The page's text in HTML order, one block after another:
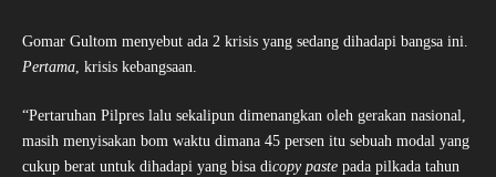
Gomar Gultom menyebut ada 2 krisis yang sedang dihadapi bangsa ini.
Pertama, krisis kebangsaan.
“Pertaruhan Pilpres lalu sekalipun dimenangkan oleh gerakan nasional,
masih menyisakan bom waktu dimana 45 persen itu sebuah modal yang
cukup berat untuk dihadapi yang bisa dicopy paste pada pilkada tahun